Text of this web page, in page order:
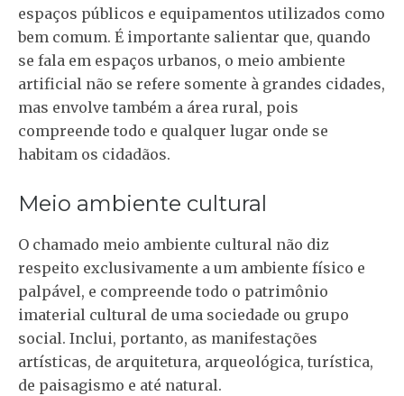
espaços públicos e equipamentos utilizados como
bem comum. É importante salientar que, quando
se fala em espaços urbanos, o meio ambiente
artificial não se refere somente à grandes cidades,
mas envolve também a área rural, pois
compreende todo e qualquer lugar onde se
habitam os cidadãos.
Meio ambiente cultural
O chamado meio ambiente cultural não diz
respeito exclusivamente a um ambiente físico e
palpável, e compreende todo o patrimônio
imaterial cultural de uma sociedade ou grupo
social. Inclui, portanto, as manifestações
artísticas, de arquitetura, arqueológica, turística,
de paisagismo e até natural.